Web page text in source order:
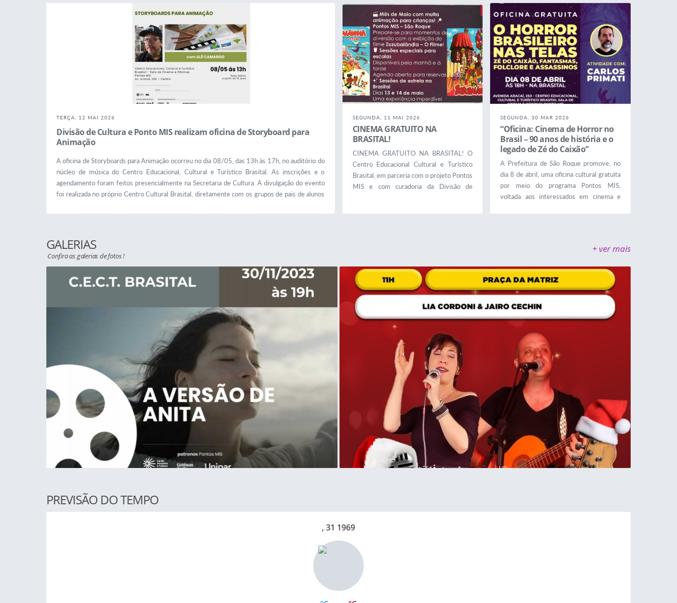
TERÇA, 12 MAI 2026
Divisão de Cultura e Ponto MIS realizam oficina de Storyboard para
Animação
A oficina de Storyboards para Animação ocorreu no dia 08/05, das 13h às 17h, no auditório do
núcleo de música do Centro Educacional, Cultural e Turístico Brasital. As inscrições e o
agendamento foram feitos presencialmente na Secretaria de Cultura. A divulgação do evento
foi realizada no próprio Centro Cultural Brasital, diretamente com os grupos de pais de alunos
SEGUNDA, 11 MAI 2026
CINEMA GRATUITO NA
BRASITAL!
CINEMA GRATUITO NA BRASITAL! O
Centro Educacional Cultural e Turístico
Brasital, em parceria com o projeto Pontos
MIS e com curadoria da Divisão de
SEGUNDA, 30 MAR 2026
“Oficina: Cinema de Horror no
Brasil – 90 anos de história e o
legado de Zé do Caixão”
A Prefeitura de São Roque promove, no
dia 8 de abril, uma oficina cultural gratuita
por meio do programa Pontos MIS,
voltada aos interessados em cinema e
Cultural e Turístico Brasital. A proposta da
cinema de horror no...
GALERIAS
Confira as galerias de fotos !
+ ver mais
PREVISÃO DO TEMPO
, 31 1969